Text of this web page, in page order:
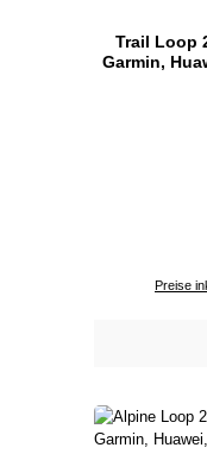
Trail Loop
Garmin,
Preise